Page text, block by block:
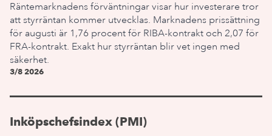
Räntemarknadens förväntningar visar hur investerare tror
att styrräntan kommer utvecklas. Marknadens prissättning
för augusti är 1,76 procent för RIBA-kontrakt och 2,07 för
FRA-kontrakt. Exakt hur styrräntan blir vet ingen med
säkerhet.
3/8 2026
Inköpschefsindex (PMI)